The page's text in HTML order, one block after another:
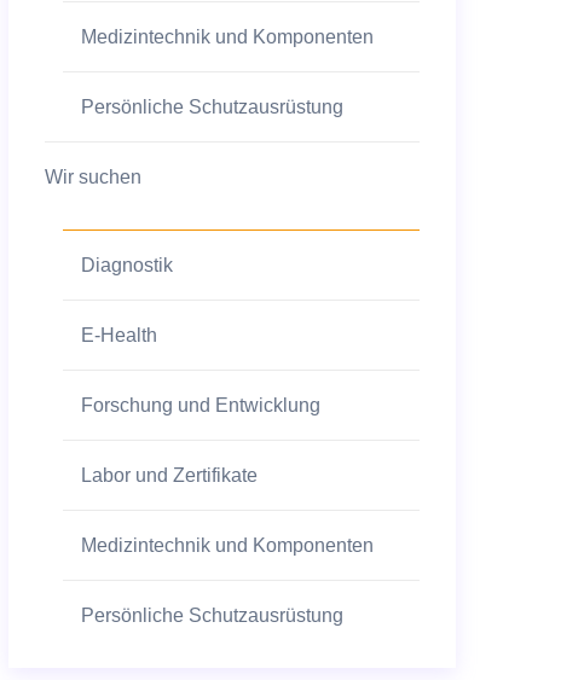
Medizintechnik und Komponenten
Persönliche Schutzausrüstung
Wir suchen
Diagnostik
E-Health
Forschung und Entwicklung
Labor und Zertifikate
Medizintechnik und Komponenten
Persönliche Schutzausrüstung